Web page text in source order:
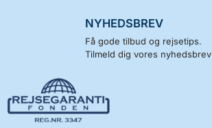
NYHEDSBREV
Få gode tilbud og rejsetips.
Tilmeld dig vores nyhedsbrev